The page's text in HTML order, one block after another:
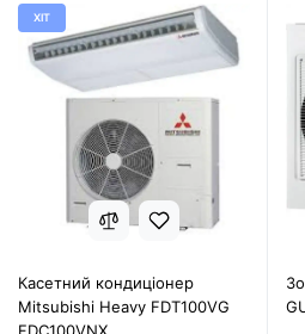
ХІТ
Касетний кондиціонер
Mitsubishi Heavy FDT100VG